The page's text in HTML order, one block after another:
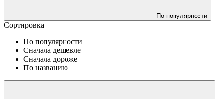
По популярности
Сортировка
По популярности
Сначала дешевле
Сначала дороже
По названию